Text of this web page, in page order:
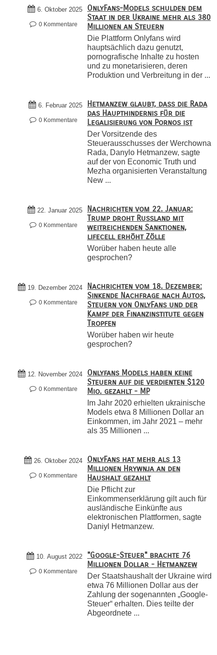
6. Oktober 2025
0 Kommentare
OnlyFans-Models schulden dem
Staat in der Ukraine mehr als 380
Millionen an Steuern
Die Plattform Onlyfans wird
hauptsächlich dazu genutzt,
pornografische Inhalte zu hosten
und zu monetarisieren, deren
Produktion und Verbreitung in der ...
6. Februar 2025
0 Kommentare
Hetmanzew glaubt, dass die Rada
das Haupthindernis für die
Legalisierung von Pornos ist
Der Vorsitzende des
Steuerausschusses der Werchowna
Rada, Danylo Hetmanzew, sagte
auf der von Economic Truth und
Mezha organisierten Veranstaltung
New ...
22. Januar 2025
0 Kommentare
Nachrichten vom 22. Januar:
Trump droht Russland mit
weitreichenden Sanktionen,
lifecell erhöht Zölle
Worüber haben heute alle
gesprochen?
19. Dezember 2024
0 Kommentare
Nachrichten vom 18. Dezember:
Sinkende Nachfrage nach Autos,
Steuern von OnlyFans und der
Kampf der Finanzinstitute gegen
Tropfen
Worüber haben wir heute
gesprochen?
12. November 2024
0 Kommentare
Onlyfans Models haben keine
Steuern auf die verdienten $120
Mio. gezahlt - MP
Im Jahr 2020 erhielten ukrainische
Models etwa 8 Millionen Dollar an
Einkommen, im Jahr 2021 – mehr
als 35 Millionen ...
26. Oktober 2024
0 Kommentare
OnlyFans hat mehr als 13
Millionen Hrywnja an den
Haushalt gezahlt
Die Pflicht zur
Einkommenserklärung gilt auch für
ausländische Einkünfte aus
elektronischen Plattformen, sagte
Daniyl Hetmanzew.
10. August 2022
0 Kommentare
"Google-Steuer" brachte 76
Millionen Dollar - Hetmanzew
Der Staatshaushalt der Ukraine wird
etwa 76 Millionen Dollar aus der
Zahlung der sogenannten „Google-
Steuer“ erhalten. Dies teilte der
Abgeordnete ...